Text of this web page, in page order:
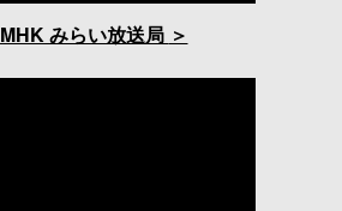
MHK みらい放送局